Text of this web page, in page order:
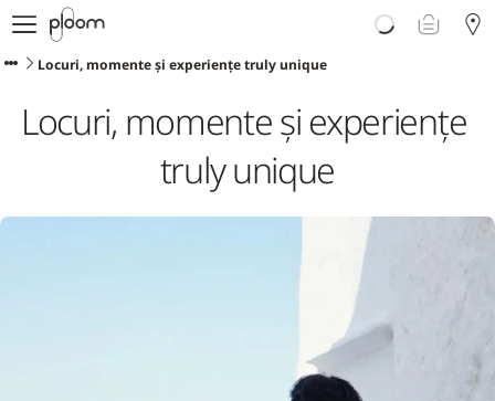
Despre Ploom AURA
Get Started
Ploom Club
Asistență Ploom
Ploom in Magazine Fizice
Locuri, momente și experiențe truly unique
Locuri, momente și experiențe
truly unique